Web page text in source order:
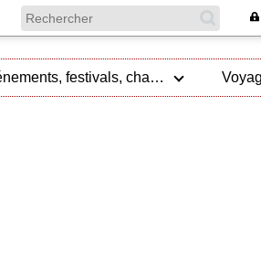
Evénements, festivals, championnat